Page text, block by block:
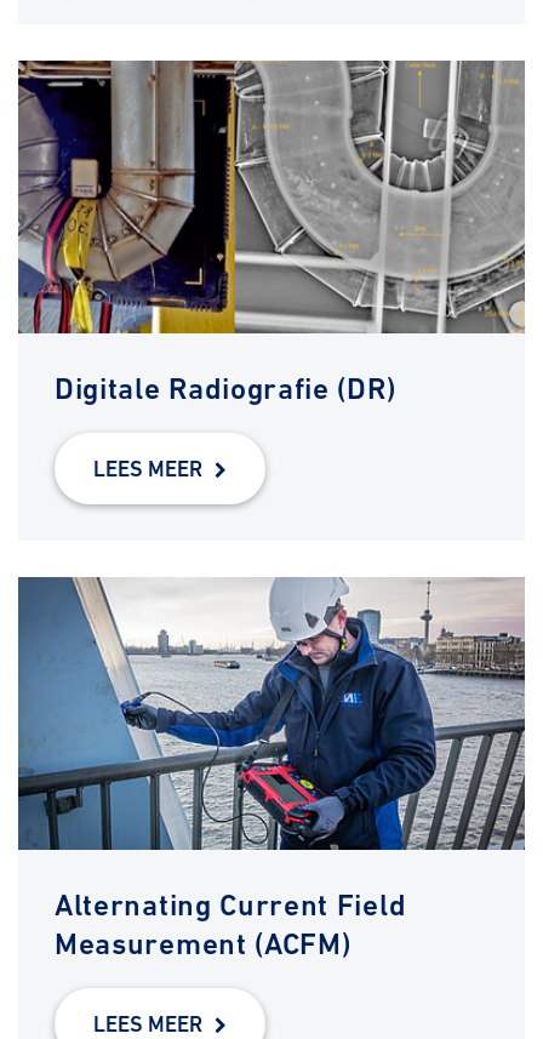
Digitale Radiografie (DR)
LEES MEER
Alternating Current Field
Measurement (ACFM)
LEES MEER